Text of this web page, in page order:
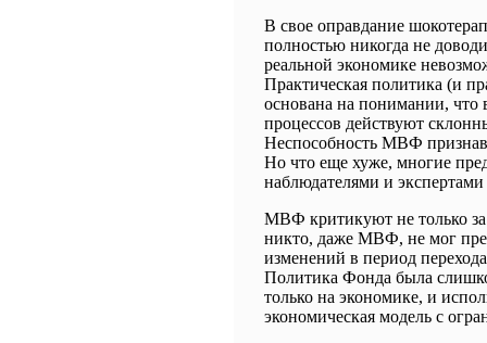
В свое оправдание
полностью никогда не
реальной экономике
Практическая политика (и
основана на понимании, что
процессов действуют
Неспособность МВФ
Но что еще хуже, многие
наблюдателями и
МВФ критикуют не только
никто, даже МВФ, не мог
изменений в период
Политика Фонда была
только на экономике, и
экономическая модель с